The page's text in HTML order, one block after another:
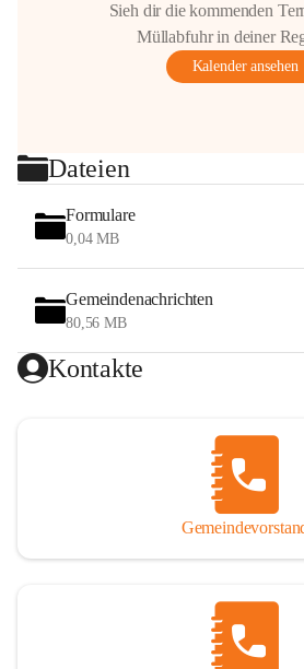
Sieh dir die kommenden
Müllabfuhr in deiner
Kalender ansehen
Dateien
Formulare
0,04 MB
Gemeindenachrichten
80,56 MB
Kontakte